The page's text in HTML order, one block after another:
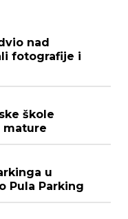
nad
fotografije i
škole
mature
u
Pula Parking